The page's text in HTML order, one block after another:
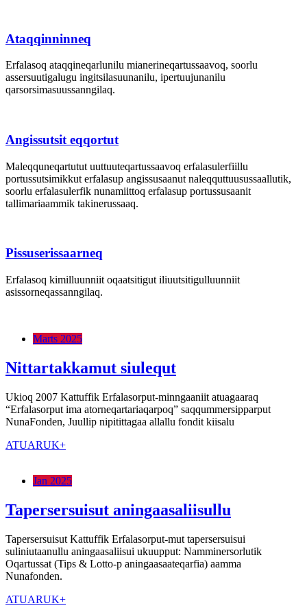
Ataqqinninneq
Erfalasoq ataqqineqarlunilu mianerineqartussaavoq, soorlu
assersuutigalugu ingitsilasuunanilu, ipertuujunanilu
qarsorsimasuussanngilaq.
Angissutsit eqqortut
Maleqquneqartutut uuttuuteqartussaavoq erfalasulerfiillu
portussutsimikkut erfalasup angissusaanut naleqquttuusussaallutik,
soorlu erfalasulerfik nunamiittoq erfalasup portussusaanit
tallimariaammik takinerussaaq.
Pissuserissaarneq
Erfalasoq kimilluunniit oqaatsitigut iliuutsitigulluunniit
asissorneqassanngilaq.
Marts 2025
Nittartakkamut siulequt
Ukioq 2007 Kattuffik Erfalasorput-minngaaniit atuagaaraq
“Erfalasorput ima atorneqartariaqarpoq” saqqummersipparput
NunaFonden, Juullip nipitittagaa allallu fondit kiisalu
ATUARUK+
Jan 2025
Tapersersuisut aningaasaliisullu
Tapersersuisut Kattuffik Erfalasorput-mut tapersersuisui
suliniutaanullu aningaasaliisui ukuupput: Namminersorlutik
Oqartussat (Tips & Lotto-p aningaasaateqarfia) aamma
Nunafonden.
ATUARUK+